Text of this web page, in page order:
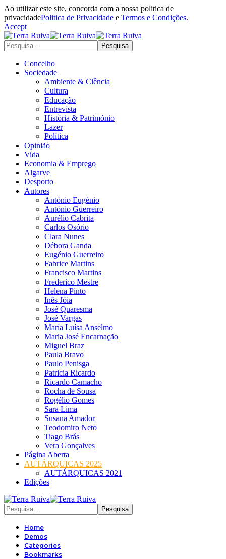
Ao utilizar este site, concorda com a nossa politica de
privacidadePolitica de Privacidade e Termos e Condições.
Accept
Concelho
Sociedade
Ambiente & Ciência
Cultura
Educação
Entrevista
História & Património
Lazer
Política
Opinião
Vida
Economia & Emprego
Algarve
Desporto
Autores
António Eugénio
António Guerreiro
Aurélio Cabrita
Carlos Osório
Clara Nunes
Débora Ganda
Eugénio Guerreiro
Fabrice Martins
Francisco Martins
Frederico Mestre
Helena Pinto
Inês Jóia
José Quaresma
José Vargas
Maria Luísa Anselmo
Maria José Encarnação
Miguel Braz
Paula Bravo
Paulo Penisga
Patricia Ricardo
Ricardo Camacho
Rocha de Sousa
Rogélio Gomes
Sara Lima
Susana Amador
Teodomiro Neto
Tiago Brás
Vera Gonçalves
Página Aberta
AUTÁRQUICAS 2025
AUTÁRQUICAS 2021
Edições
Home
Demos
Categories
Bookmarks